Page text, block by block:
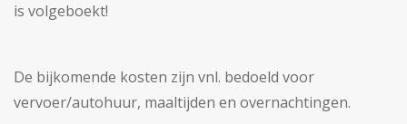
is volgeboekt!
De bijkomende kosten zijn vnl. bedoeld voor
vervoer/autohuur, maaltijden en overnachtingen.